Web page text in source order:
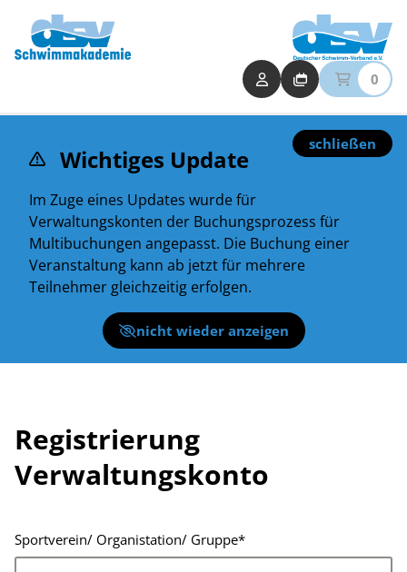
0
schließen
Wichtiges Update
Im Zuge eines Updates wurde für
Verwaltungskonten der Buchungsprozess für
Multibuchungen angepasst. Die Buchung einer
Veranstaltung kann ab jetzt für mehrere
Teilnehmer gleichzeitig erfolgen.
nicht wieder anzeigen
Registrierung
Verwaltungskonto
Sportverein/ Organistation/ Gruppe*